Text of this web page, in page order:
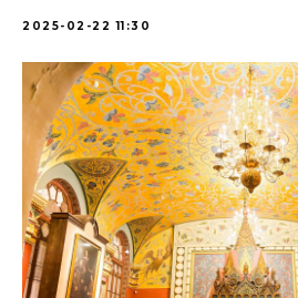
2025-02-22 11:30